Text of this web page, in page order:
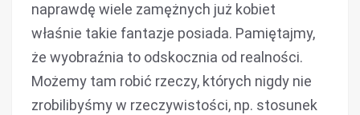
naprawdę wiele zamężnych już kobiet
właśnie takie fantazje posiada. Pamiętajmy,
że wyobraźnia to odskocznia od realności.
Możemy tam robić rzeczy, których nigdy nie
zrobilibyśmy w rzeczywistości, np. stosunek